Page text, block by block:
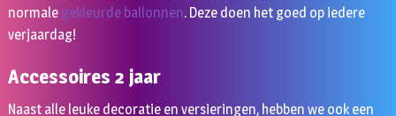
normale gekleurde ballonnen. Deze doen het goed op iedere
verjaardag!
Accessoires 2 jaar
Naast alle leuke decoratie en versieringen, hebben we ook een